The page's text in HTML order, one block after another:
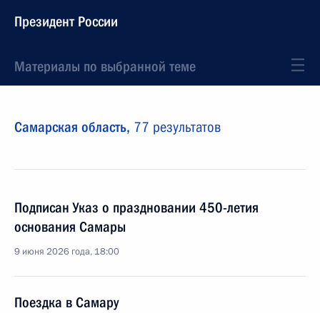
Президент России
Материалы по выбранной теме
Самарская область, 77 результатов
Подписан Указ о праздновании 450-летия
основания Самары
9 июня 2026 года, 18:00
Поездка в Самару